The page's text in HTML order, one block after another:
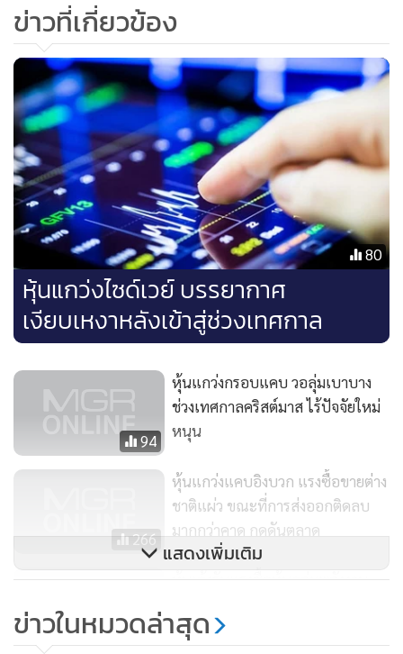
ข่าวที่เกี่ยวข้อง
80
หุ้นแกว่งไซด์เวย์ บรรยากาศ
เงียบเหงาหลังเข้าสู่ช่วงเทศกาล
94
หุ้นแกว่งกรอบแคบ วอลุ่มเบาบาง
ช่วงเทศกาลคริสต์มาส ไร้ปัจจัยใหม่
หนุน
266
หุ้นแกว่งแคบอิงบวก แรงซื้อขายต่าง
ชาติแผ่ว ขณะที่การส่งออกติดลบ
มากกว่าคาด กดดันตลาด
477
หุ้นเด้งรับแรงซื้อหุ้นกลุ่มพลังงาน-
คาดหวังเม็ดเงิน LTF หนุน
แสดงเพิ่มเติม
ข่าวในหมวดล่าสุด